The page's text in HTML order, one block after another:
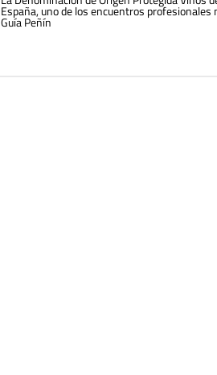
España, uno de los encuentros
Guía Peñín